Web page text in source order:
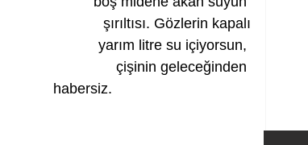
şırıltısı. Gözlerin kapalı
yarım litre su içiyorsun,
çişinin geleceğinden
habersiz.